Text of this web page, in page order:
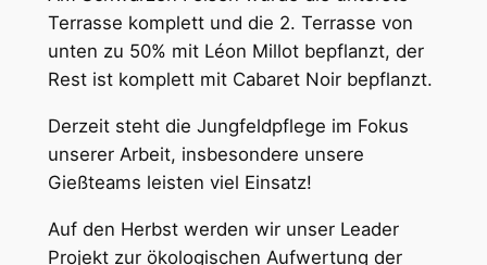
Terrasse komplett und die 2. Terrasse von
unten zu 50% mit Léon Millot bepflanzt, der
Rest ist komplett mit Cabaret Noir bepflanzt.
Derzeit steht die Jungfeldpflege im Fokus
unserer Arbeit, insbesondere unsere
Gießteams leisten viel Einsatz!
Auf den Herbst werden wir unser Leader
Projekt zur ökologischen Aufwertung der